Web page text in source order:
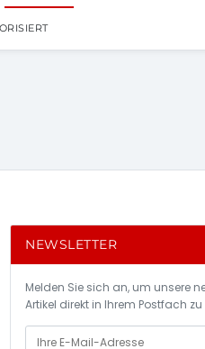
NEWSLETTER
Melden Sie sich an, um unsere
Artikel direkt in Ihrem Postfach